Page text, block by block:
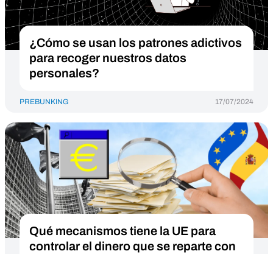
¿Cómo se usan los patrones adictivos
para recoger nuestros datos
personales?
PREBUNKING 17/07/2024
Qué mecanismos tiene la UE para
controlar el dinero que se reparte con